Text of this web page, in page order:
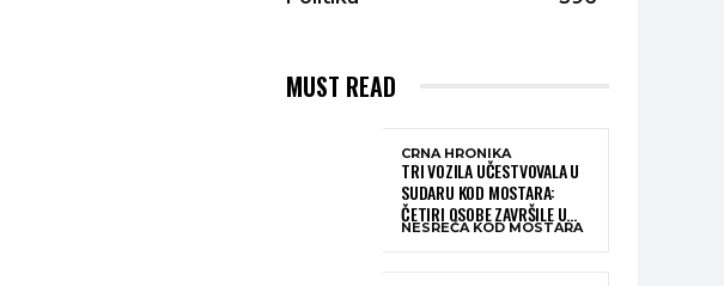
MUST READ
CRNA HRONIKA
TRI VOZILA UČESTVOVALA U
SUDARU KOD MOSTARA:
ČETIRI OSOBE ZAVRŠILE U
BOLNICI
NESREĆA KOD MOSTARA